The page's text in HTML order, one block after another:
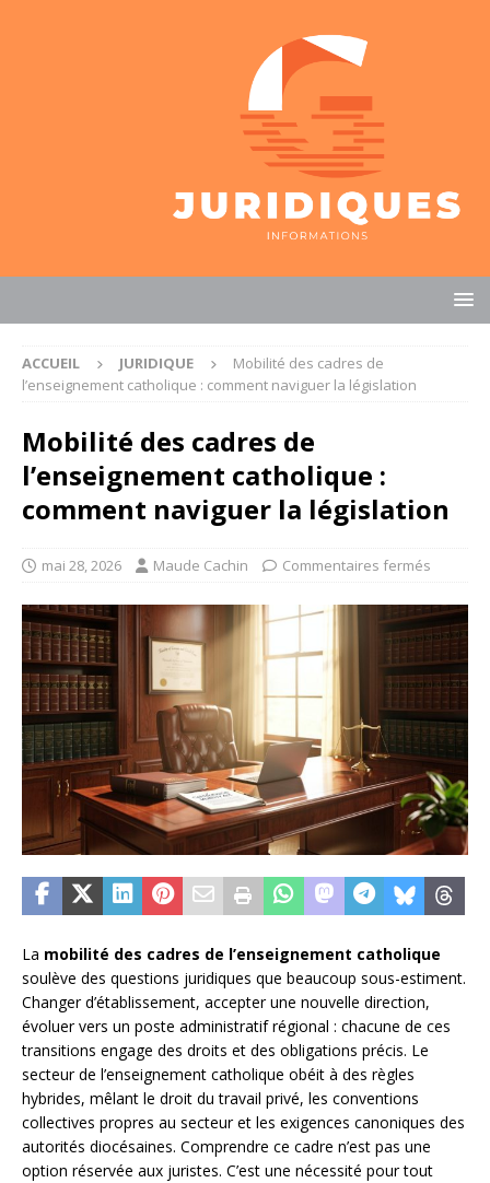
ACCUEIL JURIDIQUE
Mobilité des cadres de
l’enseignement catholique : comment naviguer la législation
Mobilité des cadres de
l’enseignement catholique :
comment naviguer la législation
mai 28, 2026 Maude Cachin Commentaires fermés
La mobilité des cadres de l’enseignement catholique
soulève des questions juridiques que beaucoup sous-estiment.
Changer d’établissement, accepter une nouvelle direction,
évoluer vers un poste administratif régional : chacune de ces
transitions engage des droits et des obligations précis. Le
secteur de l’enseignement catholique obéit à des règles
hybrides, mêlant le droit du travail privé, les conventions
collectives propres au secteur et les exigences canoniques des
autorités diocésaines. Comprendre ce cadre n’est pas une
option réservée aux juristes. C’est une nécessité pour tout